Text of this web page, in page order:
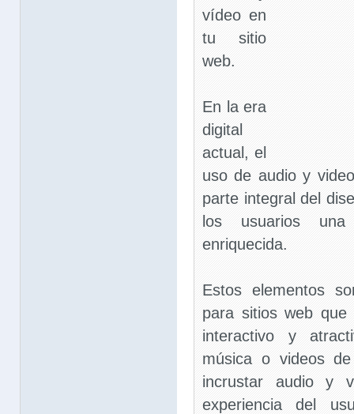
vídeo en
tu sitio
web.
En la era
digital
actual, el
uso de audio y
parte integral del
los usuarios una
enriquecida.
Estos elementos
para sitios web que
interactivo y
música o videos
incrustar audio y
experiencia del